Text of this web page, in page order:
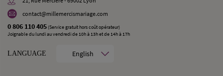
contact@millemercismariage.com
0 806 110 405 (Service gratuit hors coût opérateur)
Joignable du lundi au vendredi de 10h à 13h et de 14h à 17h
LANGUAGE English